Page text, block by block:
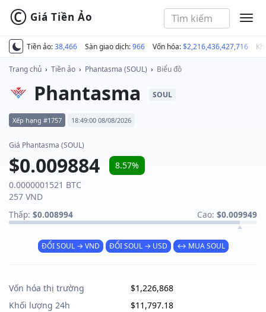
Tiền ảo:38,466 Sàn giao dịch:966 Vốn hóa:$2,216,436,427,716
© Giá Tiền Ảo
Trang chủ › Tiền ảo › Phantasma (SOUL) › Biểu đồ
Phantasma SOUL
Xếp hạng #1757 18:49:00 08/08/2026
Giá Phantasma (SOUL)
$0.009884
8.57%
0.0000001521 BTC
257 VND
Thấp: $0.008994 Cao: $0.009949
ĐỔI SOUL → VND ĐỔI SOUL → USD ↔ MUA SOUL
Vốn hóa thị trường
$1,226,868
Khối lượng 24h
$11,797.18